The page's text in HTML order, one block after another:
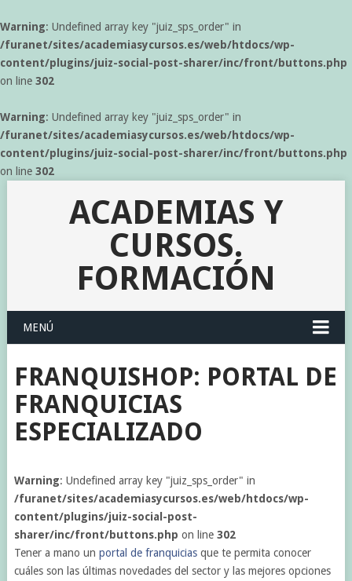
Warning: Undefined array key "juiz_sps_order" in
/furanet/sites/academiasycursos.es/web/htdocs/wp-
content/plugins/juiz-social-post-sharer/inc/front/buttons.php
on line 302
Warning: Undefined array key "juiz_sps_order" in
/furanet/sites/academiasycursos.es/web/htdocs/wp-
content/plugins/juiz-social-post-sharer/inc/front/buttons.php
on line 302
ACADEMIAS Y
CURSOS.
FORMACIÓN
MENÚ
FRANQUISHOP: PORTAL DE
FRANQUICIAS
ESPECIALIZADO
Warning: Undefined array key "juiz_sps_order" in
/furanet/sites/academiasycursos.es/web/htdocs/wp-
content/plugins/juiz-social-post-
sharer/inc/front/buttons.php on line 302
Tener a mano un portal de franquiciasque te permita conocer
cuáles son las últimas novedades del sector y las mejores opciones